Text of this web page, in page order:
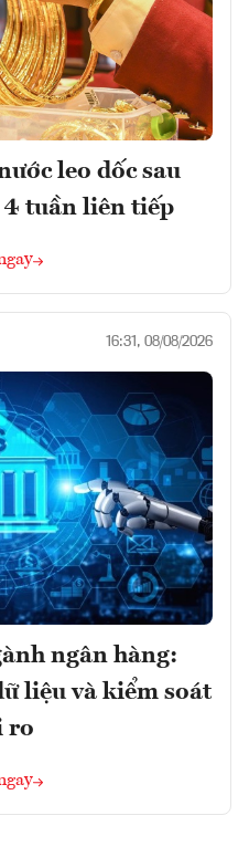
leo dốc sau
4 tuần liên tiếp
16:31, 08/08/2026
ngân hàng:
liệu và kiểm soát
ro